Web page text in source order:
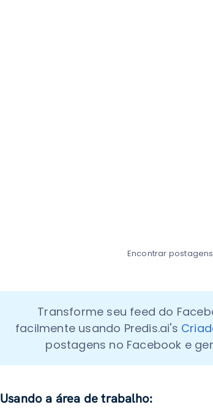
Encontrar
Transforme seu feed do
facilmente usando Predis.ai's
postagens no Facebook e
Usando a área de trabalho: